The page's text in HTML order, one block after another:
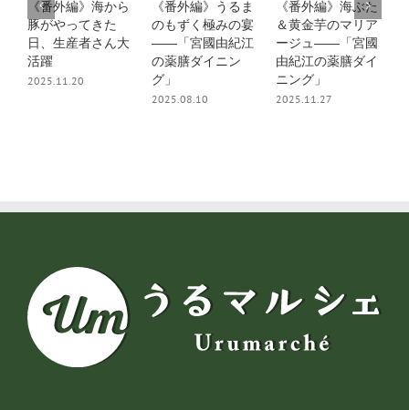
《番外編》海から
豚がやってきた
日、生産者さん大
活躍
2025.11.20
《番外編》うるま
のもずく極みの宴
――「宮國由紀江
の薬膳ダイニン
グ」
2025.08.10
《番外編》海ぶた
＆黄金芋のマリア
ージュ――「宮國
由紀江の薬膳ダイ
ニング」
2025.11.27